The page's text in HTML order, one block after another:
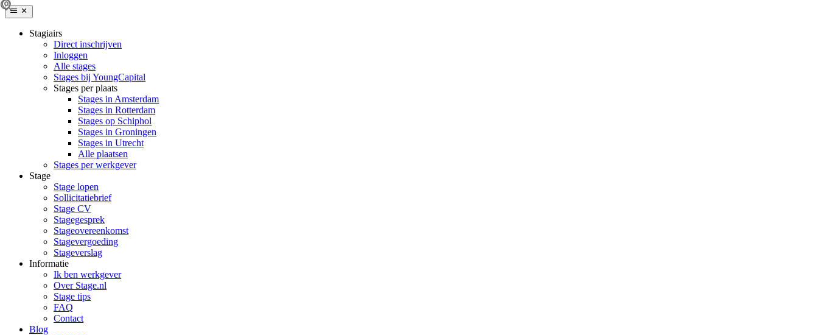
Stagiairs
Direct inschrijven
Inloggen
Alle stages
Stages bij YoungCapital
Stages per plaats
Stages in Amsterdam
Stages in Rotterdam
Stages op Schiphol
Stages in Groningen
Stages in Utrecht
Alle plaatsen
Stages per werkgever
Stage
Stage lopen
Sollicitatiebrief
Stage CV
Stagegesprek
Stageovereenkomst
Stagevergoeding
Stageverslag
Informatie
Ik ben werkgever
Over Stage.nl
Stage tips
FAQ
Contact
Blog